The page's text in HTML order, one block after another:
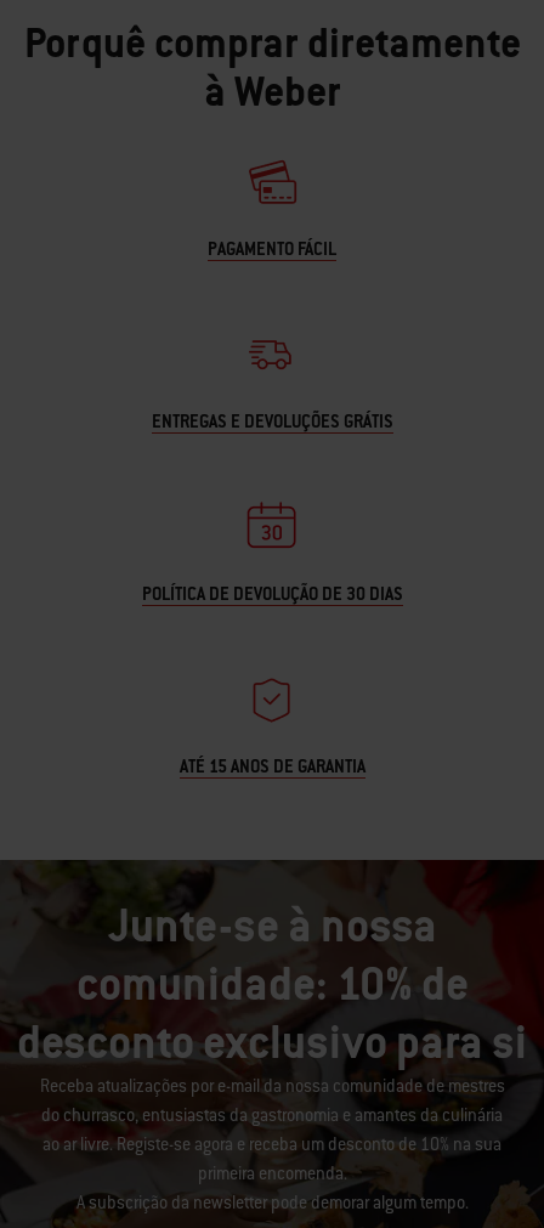
Porquê comprar diretamente
à Weber
PAGAMENTO FÁCIL
ENTREGAS E DEVOLUÇÕES GRÁTIS
POLÍTICA DE DEVOLUÇÃO DE 30 DIAS
ATÉ 15 ANOS DE GARANTIA
Junte-se à nossa
comunidade: 10% de
desconto exclusivo para si
Receba atualizações por e-mail da nossa comunidade de mestres
do churrasco, entusiastas da gastronomia e amantes da culinária
ao ar livre. Registe-se agora e receba um desconto de 10% na sua
primeira encomenda.
A subscrição da newsletter pode demorar algum tempo.